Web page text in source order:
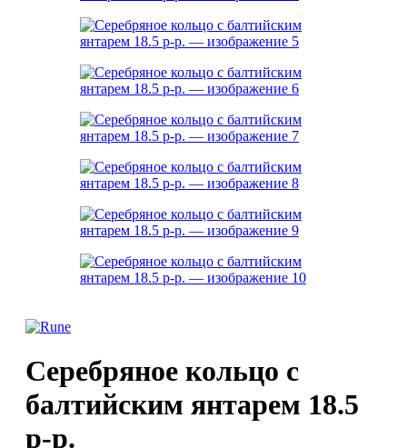
Серебряное кольцо с
балтийским янтарем 18.5
р-р.